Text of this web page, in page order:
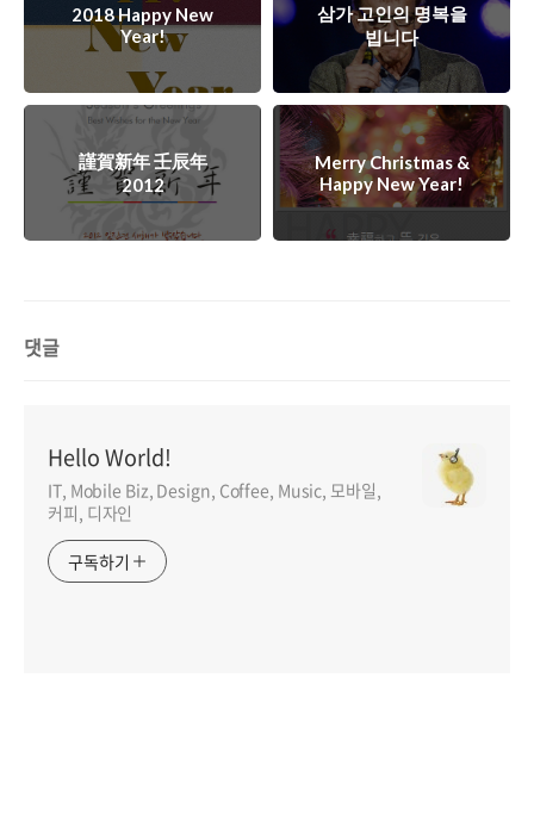
2018 Happy New
Year!
삼가 고인의 명복을
빕니다
謹賀新年 壬辰年
2012
Merry Christmas &
Happy New Year!
댓글
Hello World!
IT, Mobile Biz, Design, Coffee, Music, 모바일,
커피, 디자인
구독하기